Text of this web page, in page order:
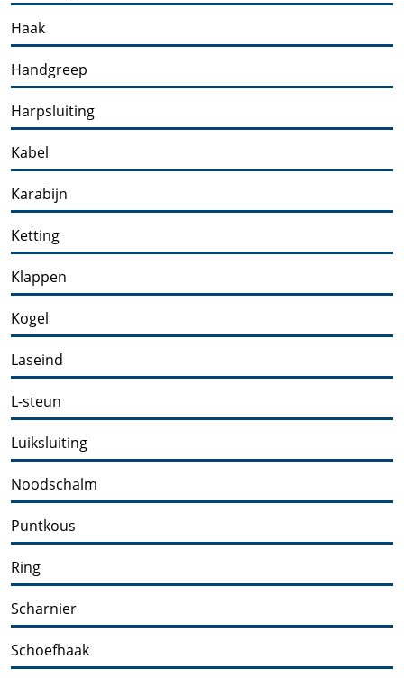
Haak
Handgreep
Harpsluiting
Kabel
Karabijn
Ketting
Klappen
Kogel
Laseind
L-steun
Luiksluiting
Noodschalm
Puntkous
Ring
Scharnier
Schoefhaak